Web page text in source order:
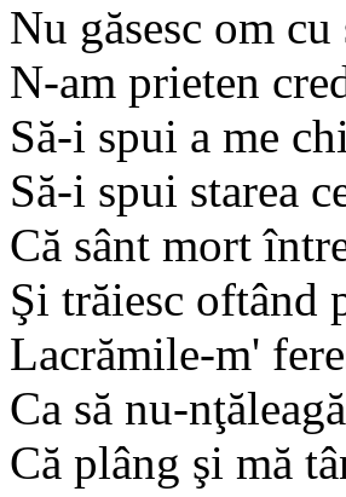
Nu găsesc om
N-am prieten
Să-i spui a me
Să-i spui starea
Că sânt mort
Şi trăiesc oftând
Lacrămile-m'
Ca să nu-
Că plâng şi mă